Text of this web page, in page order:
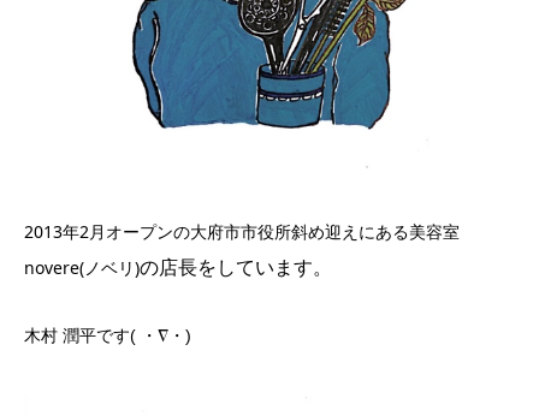
2013年2月オープンの大府市市役所斜め迎えにある美容室
novere(ノベリ)の店長をしています。
木村 潤平です( ・∇・)